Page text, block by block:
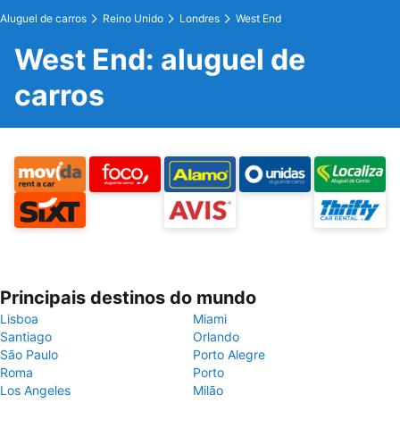
Aluguel de carros Reino Unido Londres West End
West End: aluguel de
carros
Principais destinos do mundo
Lisboa
Miami
Santiago
Orlando
São Paulo
Porto Alegre
Roma
Porto
Los Angeles
Milão